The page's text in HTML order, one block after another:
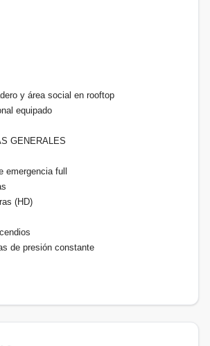
y área social en rooftop
equipado
GENERALES
emergencia full
(HD)
de presión constante